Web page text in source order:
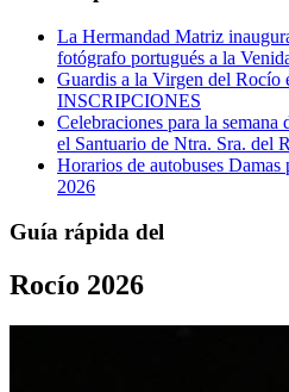
La Hermandad Matriz
fotógrafo portugués a la
Guardis a la Virgen del Rocío
INSCRIPCIONES
Celebraciones para la semana
el Santuario de Ntra. Sra. del
Horarios de autobuses
2026
Guía rápida del
Rocío 2026